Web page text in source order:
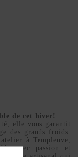
de cet hiver!
elle vous garantit
des grands froids.
à Templeuve,
avec passion et